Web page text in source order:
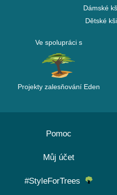
Dámské
Dětské
Ve spolupráci s
Projekty zalesňování Eden
Pomoc
Můj účet
#StyleForTrees